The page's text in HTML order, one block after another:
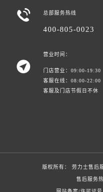
 总部服务热线
400-805-0023

营业时间：
门店营业：09:00-19:30
客服在线：08:00-22:00
客服及门店节假日不休
版权所有： 劳力士售后
售后服务热